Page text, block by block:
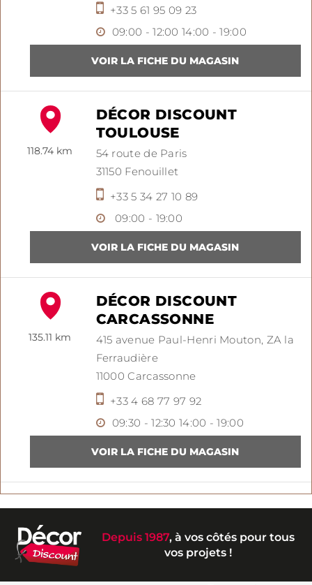
+33 5 61 95 09 23
09:00 - 12:00 14:00 - 19:00
118.74 km
DÉCOR DISCOUNT
TOULOUSE
54 route de Paris
31150 Fenouillet
+33 5 34 27 10 89
09:00 - 19:00
135.11 km
DÉCOR DISCOUNT
CARCASSONNE
415 avenue Paul-Henri Mouton, ZA la
Ferraudière
11000Carcassonne
+33 4 68 77 97 92
09:30 - 12:30 14:00 - 19:00
Depuis 1987, à vos côtés pour tous
vos projets !